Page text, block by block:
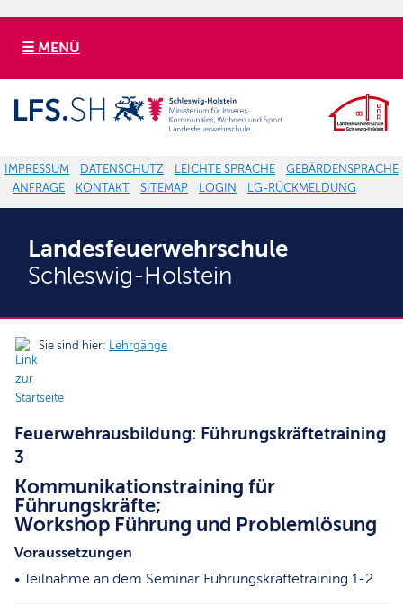
☰ MENÜ
IMPRESSUM DATENSCHUTZ LEICHTE SPRACHE
GEBÄRDENSPRACHE
ANFRAGE
KONTAKT SITEMAP LOGIN LG-RÜCKMELDUNG
Landesfeuerwehrschule
Schleswig-Holstein
Sie sind hier: Lehrgänge
Feuerwehrausbildung: Führungskräftetraining
3
Kommunikationstraining für
Führungskräfte;
Workshop Führung und Problemlösung
Voraussetzungen
• Teilnahme an dem Seminar Führungskräftetraining 1-2